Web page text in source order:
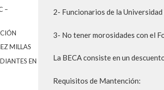
2- Funcionarios de la
3- No tener morosidades con el
La BECA consiste en un
Requisitos de Mantención:
–
MILLAS
EN